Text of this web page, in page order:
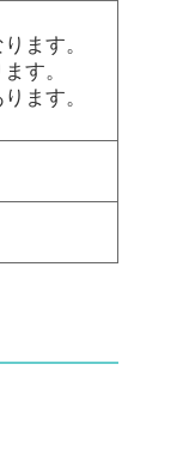
ます。
す。
ます。